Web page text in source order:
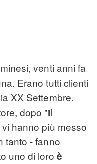
venti anni fa
Erano tutti clienti
XX Settembre.
dopo "il
hanno più messo
tanto - fanno
uno di loro è